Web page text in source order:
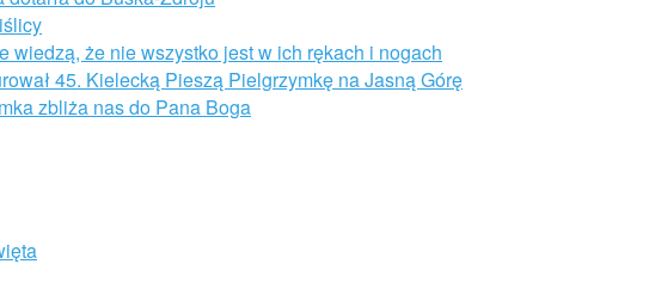
wiedzą, że nie wszystko jest w ich rękach i nogach
45. Kielecką Pieszą Pielgrzymkę na Jasną Górę
zbliża nas do Pana Boga